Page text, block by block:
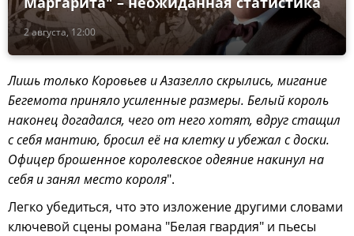
2 августа, 12:00
Лишь только Коровьев и Азазелло скрылись, мигание
Бегемота приняло усиленные размеры. Белый король
наконец догадался, чего от него хотят, вдруг стащил
с себя мантию, бросил её на клетку и убежал с доски.
Офицер брошенное королевское одеяние накинул на
себя и занял место короля".
Легко убедиться, что это изложение другими словами
ключевой сцены романа "Белая гвардия" и пьесы